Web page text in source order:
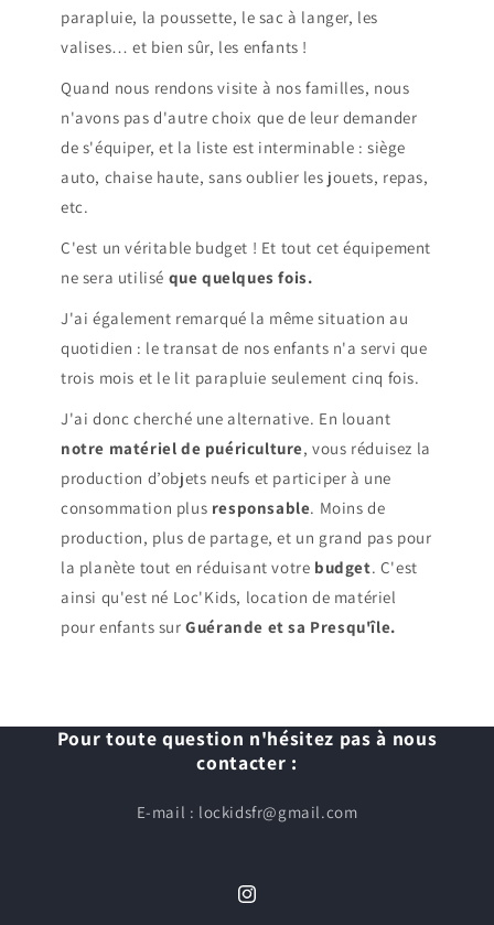
parapluie, la poussette, le sac à langer, les
valises… et bien sûr, les enfants !
Quand nous rendons visite à nos familles, nous
n'avons pas d'autre choix que de leur demander
de s'équiper, et la liste est interminable : siège
auto, chaise haute, sans oublier les jouets, repas,
etc.
C'est un véritable budget ! Et tout cet équipement
ne sera utilisé que quelques fois.
J'ai également remarqué la même situation au
quotidien : le transat de nos enfants n'a servi que
trois mois et le lit parapluie seulement cinq fois.
J'ai donc cherché une alternative. En louant
notre matériel de puériculture, vous réduisez la
production d’objets neufs et participer à une
consommation plus responsable. Moins de
production, plus de partage, et un grand pas pour
la planète tout en réduisant votre budget. C'est
ainsi qu'est né Loc'Kids, location de matériel
pour enfants surGuérande et sa Presqu'île.
Pour toute question n'hésitez pas à nous
contacter :
E-mail : lockidsfr@gmail.com
Instagram